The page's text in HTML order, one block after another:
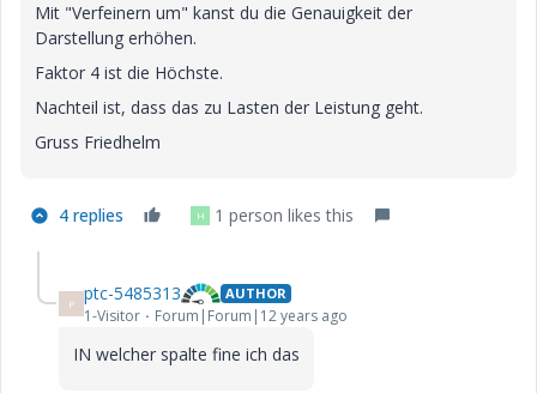
Mit "Verfeinern um" kanst du die Genauigkeit der
Darstellung erhöhen.
Faktor 4 ist die Höchste.
Nachteil ist, dass das zu Lasten der Leistung geht.
Gruss Friedhelm
4 replies H 1 person likes this
P ptc-5485313 AUTHOR
1-Visitor Forum|Forum|12 years ago
IN welcher spalte fine ich das